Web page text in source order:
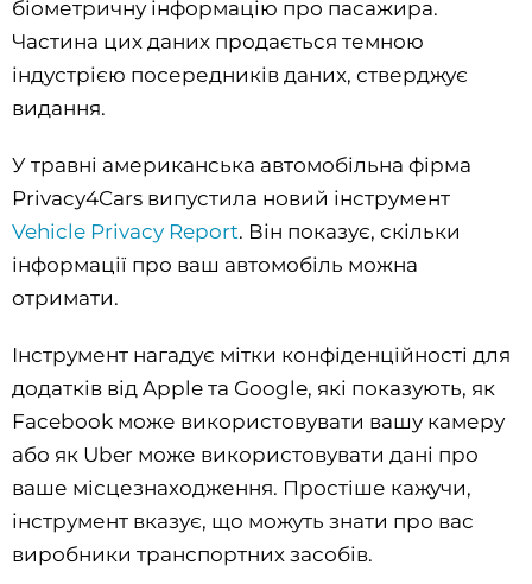
біометричну інформацію про пасажира.
Частина цих даних продається темною
індустрією посередників даних, стверджує
видання.
У травні американська автомобільна фірма
Privacy4Cars випустила новий інструмент
Vehicle Privacy Report. Він показує, скільки
інформації про ваш автомобіль можна
отримати.
Інструмент нагадує мітки конфіденційності для
додатків від Apple та Google, які показують, як
Facebook може використовувати вашу камеру
або як Uber може використовувати дані про
ваше місцезнаходження. Простіше кажучи,
інструмент вказує, що можуть знати про вас
виробники транспортних засобів.